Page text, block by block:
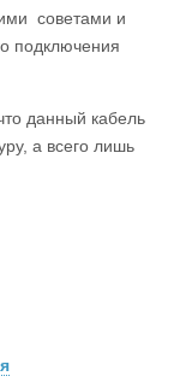
советами и
подключения
данный кабель
а всего лишь